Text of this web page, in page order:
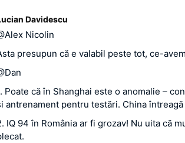
Davidescu
Nicolin
presupun că e valabil peste tot, ce-
Poate că în Shanghai este o anomalie –
antrenament pentru testări. China
IQ 94 în România ar fi grozav! Nu uita că